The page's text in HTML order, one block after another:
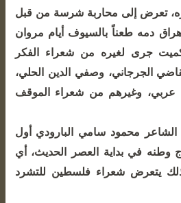
تعرض إلى محاربة شرسة من قبل
دمه طعناً بالسيوف أيام مروان
جرى لغيره من شعراء الفكر
الجرجاني، وصفي الدين الحلي،
عربي، وغيرهم من شعراء الموقف
محمود سامي البارودي أول
وطنه في بداية العصر الحديث، أي
ثم بعد ذلك يتعرض شعراء فلسطين للتشرد